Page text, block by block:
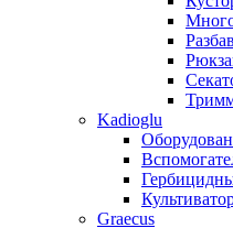
Kadioglu
Graecus